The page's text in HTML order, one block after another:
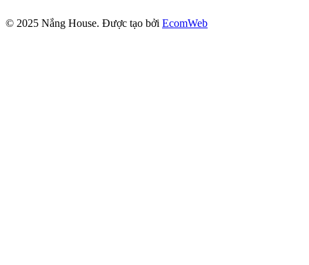
© 2025 Nắng House. Được tạo bởi EcomWeb